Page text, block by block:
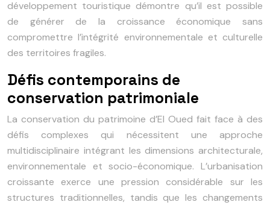
développement touristique démontre qu’il est possible
de générer de la croissance économique sans
compromettre l’intégrité environnementale et culturelle
des territoires fragiles.
Défis contemporains de
conservation patrimoniale
La conservation du patrimoine d’El Oued fait face à des
défis complexes qui nécessitent une approche
multidisciplinaire intégrant les dimensions architecturale,
environnementale et socio-économique. L’urbanisation
croissante exerce une pression considérable sur les
structures traditionnelles, tandis que les changements